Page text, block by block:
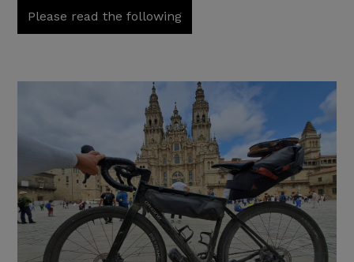
Please read the following